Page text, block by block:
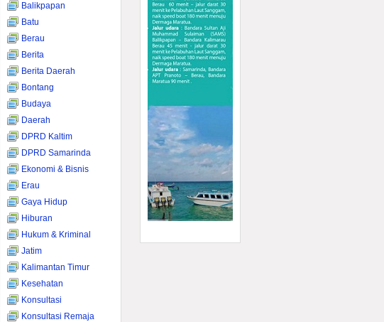
Balikpapan
Batu
Berau
Berita
Berita Daerah
Bontang
Budaya
Daerah
DPRD Kaltim
DPRD Samarinda
Ekonomi & Bisnis
Erau
Gaya Hidup
Hiburan
Hukum & Kriminal
Jatim
Kalimantan Timur
Kesehatan
Konsultasi
Konsultasi Remaja